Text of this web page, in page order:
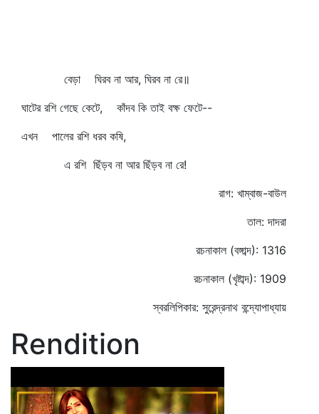
বেড়া ঘিরব না আর, ঘিরব না রে॥
ঘাটের রশি গেছে কেটে, কাঁদব কি তাই বক্ষ ফেটে--
এখন পালের রশি ধরব কষি,
এ রশি ছিঁড়ব না আর ছিঁড়ব না রে!
রাগ: খাম্বাজ-বাউল
তাল: দাদরা
রচনাকাল (বঙ্গাব্দ): 1316
রচনাকাল (খৃষ্টাব্দ): 1909
স্বরলিপিকার: সুরেন্দ্রনাথ বন্দ্যোপাধ্যায়
Rendition